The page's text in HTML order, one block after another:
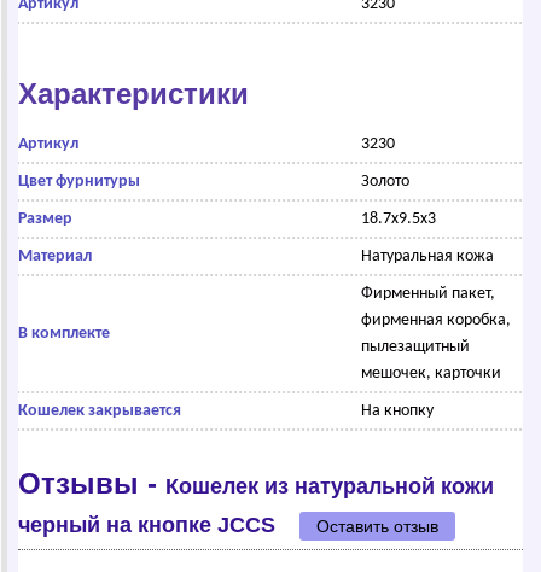
Артикул 3230
Характеристики
Артикул 3230
Цвет фурнитуры Золото
Размер 18.7х9.5х3
Материал Натуральная кожа
В комплекте
Фирменный пакет,
фирменная коробка,
пылезащитный
мешочек, карточки
Кошелек закрывается На кнопку
Отзывы - Кошелек из натуральной кожи
черный на кнопке JCCS
Оставить отзыв